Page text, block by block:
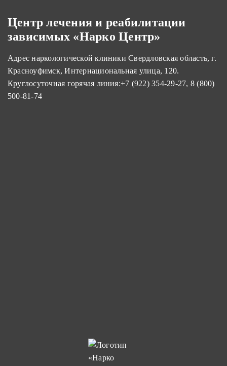
Центр лечения и реабилитации
зависимых «Нарко Центр»
Адрес наркологической клиники Свердловская область, г.
Красноуфимск, Интернациональная улица, 120.
Круглосуточная горячая линия:+7 (922) 354-29-27, 8 (800)
500-81-74